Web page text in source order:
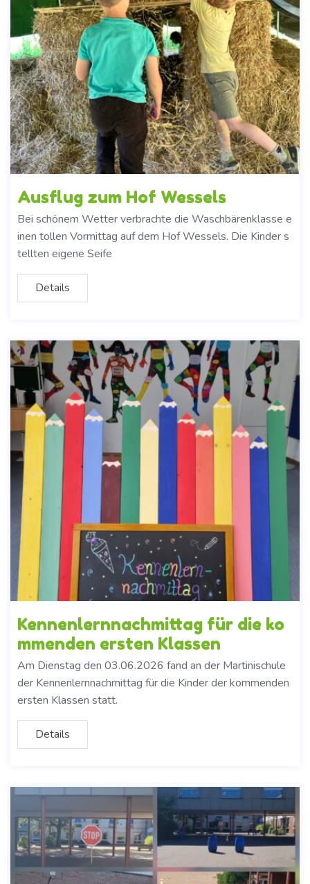
Ausflug zum Hof Wessels
Bei schönem Wetter verbrachte die Waschbärenklasse e
inen tollen Vormittag auf dem Hof Wessels. Die Kinder s
tellten eigene Seife
Details
Kennenlernnachmittag für die ko
mmenden ersten Klassen
Am Dienstag den 03.06.2026 fand an der Martinischule
der Kennenlernnachmittag für die Kinder der kommenden
ersten Klassen statt.
Details